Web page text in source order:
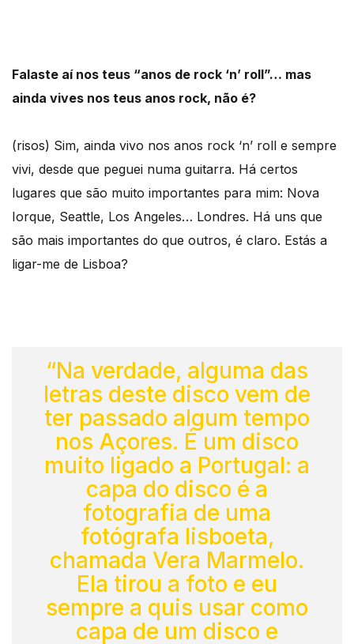
Falaste aí nos teus “anos de rock ‘n’ roll”… mas
ainda vives nos teus anos rock, não é?
(risos) Sim, ainda vivo nos anos rock ‘n’ roll e sempre
vivi, desde que peguei numa guitarra. Há certos
lugares que são muito importantes para mim: Nova
Iorque, Seattle, Los Angeles… Londres. Há uns que
são mais importantes do que outros, é claro. Estás a
ligar-me de Lisboa?
“Na verdade, alguma das
letras deste disco vem de
ter passado algum tempo
nos Açores. É um disco
muito ligado a Portugal: a
capa do disco é a
fotografia de uma
fotógrafa lisboeta,
chamada Vera Marmelo.
Ela tirou a foto e eu
sempre a quis usar como
capa de um disco e